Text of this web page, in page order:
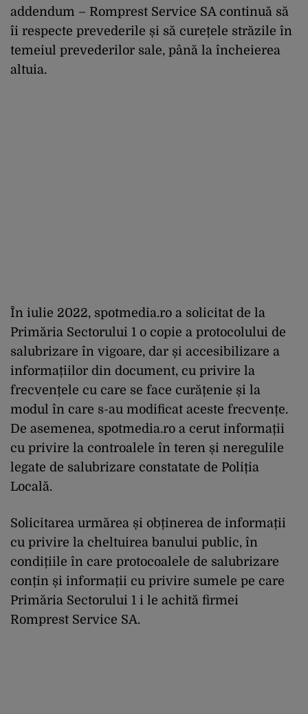
addendum – Romprest Service SA continuă să
îi respecte prevederile și să curețele străzile în
temeiul prevederilor sale, până la încheierea
altuia.
În iulie 2022, spotmedia.ro a solicitat de la
Primăria Sectorului 1 o copie a protocolului de
salubrizare în vigoare, dar și accesibilizare a
informațiilor din document, cu privire la
frecvențele cu care se face curățenie și la
modul în care s-au modificat aceste frecvențe.
De asemenea, spotmedia.ro a cerut informații
cu privire la controalele în teren și neregulile
legate de salubrizare constatate de Poliția
Locală.
Solicitarea urmărea și obținerea de informații
cu privire la cheltuirea banului public, în
condițiile în care protocoalele de salubrizare
conțin și informații cu privire sumele pe care
Primăria Sectorului 1 i le achită firmei
Romprest Service SA.